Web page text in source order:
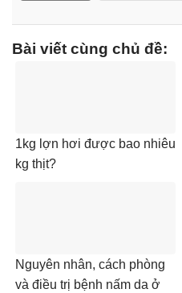
Bài viết cùng chủ đề:
1kg lợn hơi được bao nhiêu
kg thịt?
Nguyên nhân, cách phòng
và điều trị bệnh nấm da ở